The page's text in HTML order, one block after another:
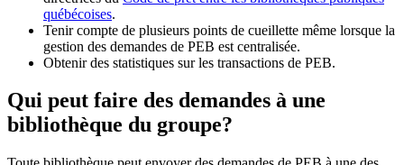
québécoises.
Tenir compte de plusieurs points de cueillette même lorsque la
gestion des demandes de PEB est centralisée.
Obtenir des statistiques sur les transactions de PEB.
Qui peut faire des demandes à une
bibliothèque du groupe?